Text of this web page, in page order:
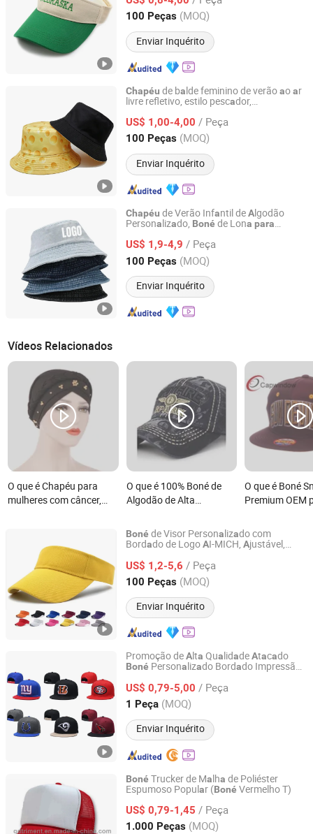
100 Peças (MOQ)
Enviar Inquérito
Chongqing, China Desde 2015
Chapéu de balde feminino de verãoaoar
livre refletivo, estilo pescador,
US$ 1,00-4,00 / Peça
100 Peças (MOQ)
Enviar Inquérito
YC Clothing Co., Ltd.
Chongqing, China Desde 2015
Chapéu de Verão Infantil deAlgodão
Personalizado, Boné de Lona para
Bucket
US$ 1,9-4,9 / Peça
100 Peças (MOQ)
Enviar Inquérito
YC Clothing Co., Ltd.
Chongqing, China Desde 2015
Vídeos Relacionados
O que é Chapéu para
mulheres com câncer,
perda de cabelo,
vestuário islâmico, árabe
O que é 100% Boné de
Algodão de Alta
Básico
O que é Boné
Premium OEM
Boné de Visor Personalizado com
Bordado de LogoAI-MICH, Ajustável,
US$ 1,2-5,6 / Peça
100 Peças (MOQ)
Enviar Inquérito
Shenzhen Ai-Mich Science And Technology Limited
Guangdong, China Desde 2024
Promoção deAlta Qua lidadeAtacado
Boné Persona lizado Bordado Impressão
BonéAjustadoBonéde
Sna ck de Beisebol
US$ 0,79-5,00 / Peça
1 Peça (MOQ)
Enviar Inquérito
Shijiazhuang Wangjie Trade Co., Ltd
Hebei, China Desde 2021
Boné Trucker de Malha de Poliéster
Espumoso Popular (Boné Vermelho T)
US$ 0,79-1,45 / Peça
1.000 Peças (MOQ)
Qingdao Triment International Trade Co., Ltd.
Shandong, China Desde 2013